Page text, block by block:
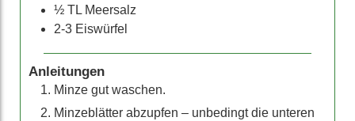
½ TL Meersalz
2-3 Eiswürfel
Anleitungen
Minze gut waschen.
Minzeblätter abzupfen – unbedingt die unteren